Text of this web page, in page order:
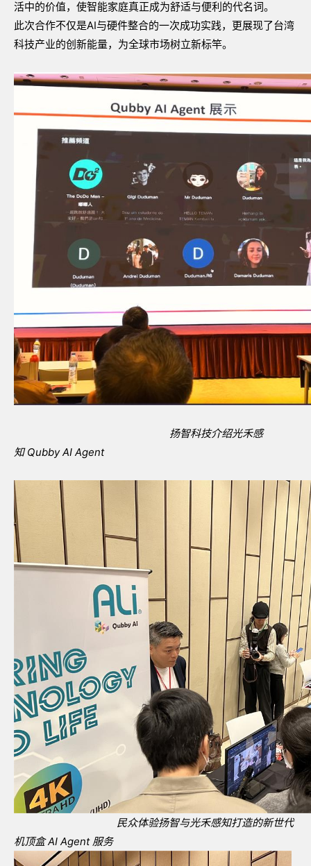
活中的价值，使智能家庭真正成为舒适与便利的代名词。
此次合作不仅是AI与硬件整合的一次成功实践，更展现了台湾
科技产业的创新能量，为全球市场树立新标竿。
扬智科技介绍光禾感
知Qubby AI Agent
民众体验扬智与光禾感知打造的新世代
机顶盒AI Agent 服务